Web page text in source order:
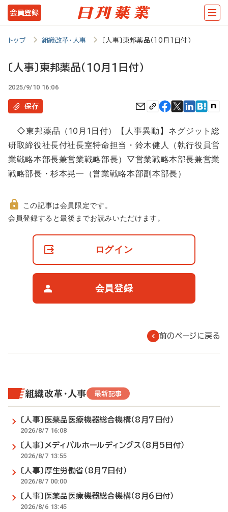
メ
イ
テ
移
動
会員登録
トップ 組織改革・人事 〔人事〕東邦薬品（10月1日付）
〔人事〕東邦薬品（10月1日付）
2025/9/10 16:06
保存
◇東邦薬品（10月1日付）【人事異動】ネグジット総
研取締役社長付社長室特命担当・鈴木健人（執行役員営
業戦略本部長兼営業戦略部長）▽営業戦略本部長兼営業
戦略部長・杉本晃一（営業戦略本部副本部長）
非
この記事は会員限定です。
会員登録すると最後までお読みいただけます。
ログイン
会員登録
前のページに戻る
組織改革・人事 最新記事
〔人事〕医薬品医療機器総合機構（8月7日付）
2026/8/7 16:08
〔人事〕メディパルホールディングス（8月5日付）
2026/8/7 13:55
〔人事〕厚生労働省（8月7日付）
2026/8/7 00:00
〔人事〕医薬品医療機器総合機構（8月6日付）
2026/8/6 13:45